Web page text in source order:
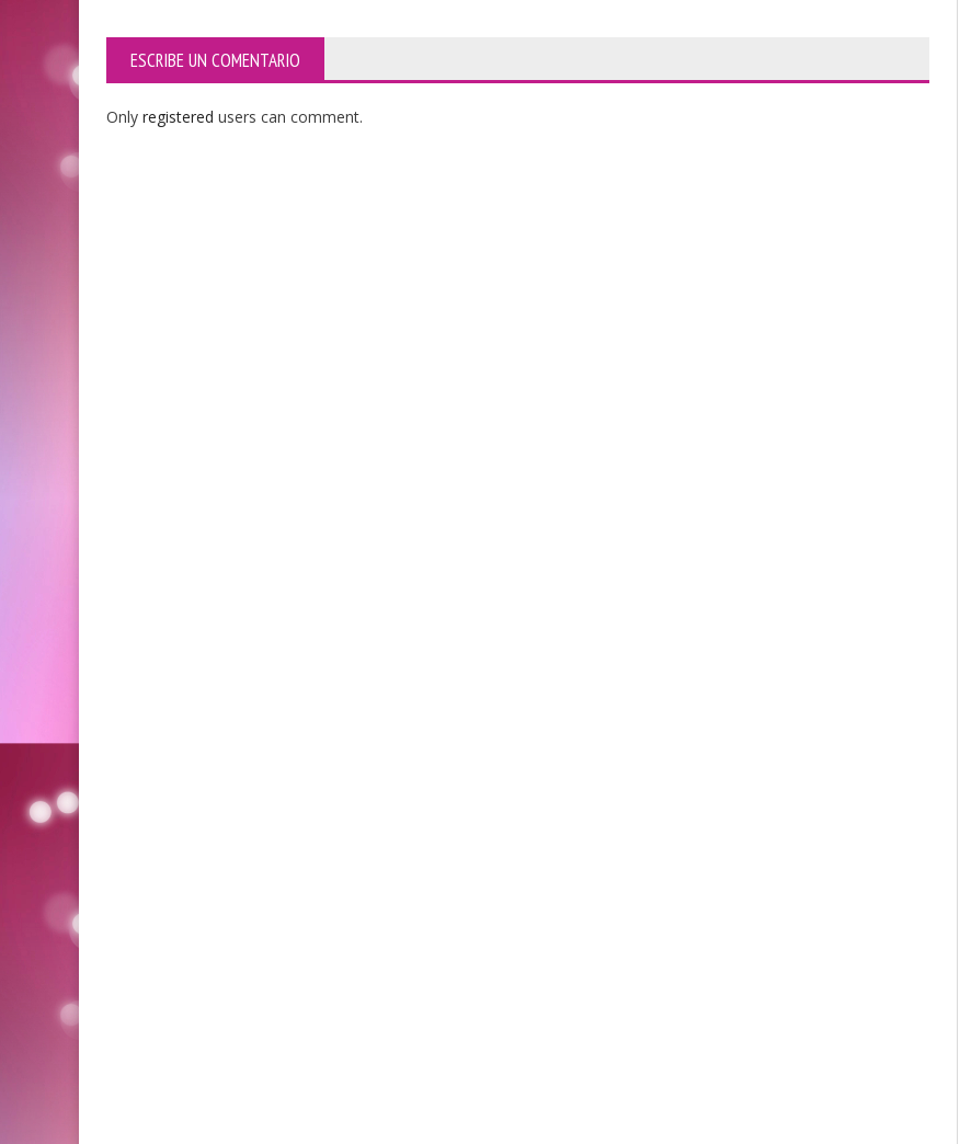
ESCRIBE UN COMENTARIO
Only registered users can comment.